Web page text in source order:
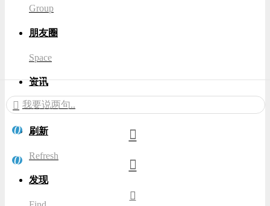
我要说两句..
0
0
Group
朋友圈
Space
资讯
News
刷新
Refresh
发现